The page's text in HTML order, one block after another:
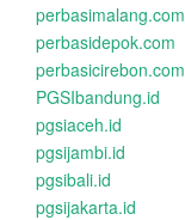
perbasimalang.com
perbasidepok.com
perbasicirebon.com
PGSIbandung.id
pgsiaceh.id
pgsijambi.id
pgsibali.id
pgsijakarta.id